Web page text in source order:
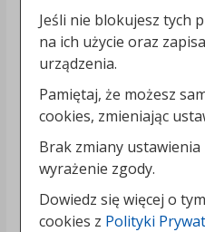
Jeśli nie blokujesz tych
na ich użycie oraz
urządzenia.
Pamiętaj, że możesz
cookies, zmieniając
Brak zmiany
wyrażenie zgody.
Dowiedz się więcej o
cookies z Polityki